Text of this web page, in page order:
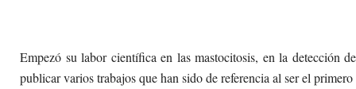
Empezó su labor científica en las mastocitosis, en la detección
publicar varios trabajos que han sido de referencia al ser el